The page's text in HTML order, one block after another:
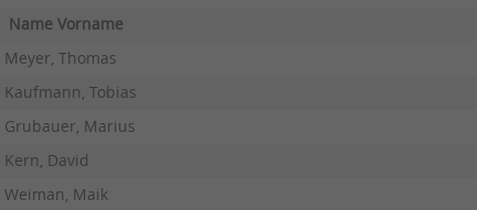
Name Vorname
Meyer, Thomas
Kaufmann, Tobias
Grubauer, Marius
Kern, David
Weiman, Maik